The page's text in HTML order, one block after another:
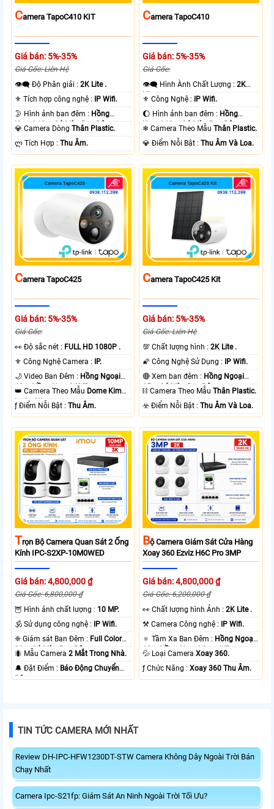
CAmera TapoC410 KIT
Giá bán: 5%-35%
Giá Gốc: Liên Hệ
👁️‍🗨 Độ Phân giải :2K Lite .
⚜️ Tích hợp công nghệ :
IP Wifi.
🌛 Hình ảnh ban đêm : Hồng
Ngoại 10m Có Màu Ban Ðêm.
💎 Camera DòngThân Plastic.
️ლ Tích Hợp :Thu Âm.
CAmera TapoC410
Giá bán: 5%-35%
Giá Gốc:
👁️‍🗨 Hình Ành Chất Lượng :2K
Lite .
⚜️ Công Nghệ :
IP Wifi.
🌔 Hình ảnh ban đêm : Hồng
Ngoại 10m Có Màu Ban Ðêm.
❄ Camera Theo MẫuThân Plastic.
️💎 Điểm Nỗi Bật :Thu Âm Và Loa.
CAmera TapoC425
Giá bán: 5%-35%
Giá Gốc:
️👀 Độ sắc nét : FULL HD 1080P .
⚜️ Công Nghệ Camera :
IP.
🌙 Video Ban Đêm : Hồng Ngoại
10m Hồng Ngoại SMD.
👑 Camera Theo Mẫu Dome Kim
loại + Nhựa.
️ƒ Điểm Nỗi Bật :Thu Âm.
CAmera TapoC425 Kit
Giá bán: 5%-35%
Giá Gốc: Liên Hệ
💯 Chất lượng hình :2K Lite .
🌠 Công Nghệ Sử Dụng :
IP Wifi.
🔴 Xem ban đêm : Hồng Ngoại
15m Có Màu Ban Ðêm.
⛓ Camera Theo MẫuThân Plastic.
️☣️ Điểm Nỗi Bật :Thu Âm Và Loa.
TRọn Bộ Camera Quan Sát 2 Ống
Kính IPC-S2XP-10M0WED
Giá bán: 4,800,000 ₫
Giá Gốc: 6,800,000 ₫
🦉 Hình ảnh chất lượng : 10 MP.
🕉️ Sử dụng công nghệ :
IP Wifi.
❈ Giám sát Ban Đêm : Full Color
20m Có Màu Ban Ðêm.
🐜 Mẫu Camera2 Mắt Trong Nhà.
️🔔 Đặt Điểm : Báo Động Chuyển
Động.
BỘ Camera Giám Sát Cửa Hàng
Xoay 360 Ezviz H6C Pro 3MP
Giá bán: 4,800,000 ₫
Giá Gốc: 6,200,000 ₫
️👀 Chất lượng hình Ảnh :2K Lite .
⚒ Camera Công nghệ :
IP Wifi.
🔅 Tầm Xa Ban Đêm : Hồng Ngoại
10m Hồng Ngoại Smart IR.
💦 Loại CameraXoay 360.
️ƒ Chức Năng :Xoay 360 Thu Âm.
TIN TỨC CAMERA MỚI NHẤT
Review DH-IPC-HFW1230DT-STW Camera Không Dây Ngoài Trời Bán
Chạy Nhất
Camera Ipc-S21fp: Giám Sát An Ninh Ngoài Trời Tối Ưu?